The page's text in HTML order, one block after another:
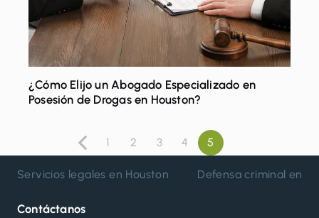
¿Cómo Elijo un Abogado Especializado en
Posesión de Drogas en Houston?
Paginación
de
Anterior
1 2 3 4 5
Servicios legales en Houston Defensa criminal en
Contáctanos